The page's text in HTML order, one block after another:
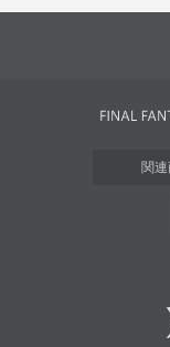
関連